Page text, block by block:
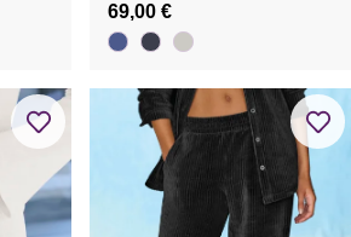
69,00 €